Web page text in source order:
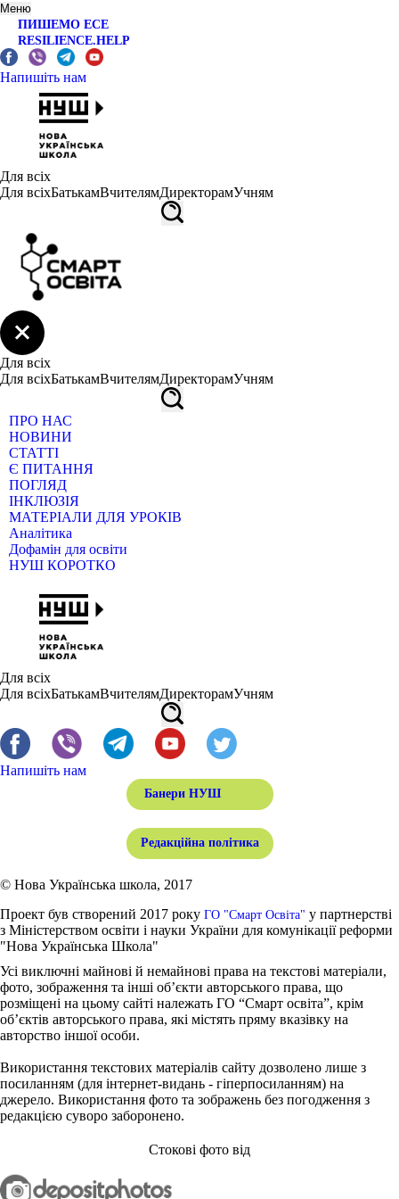
Меню
ПИШЕМО ЕСЕ
RESILIENCE.HELP
Напишіть нам
Для всіх
Для всіхБатькамВчителямДиректорамУчням
Для всіх
Для всіхБатькамВчителямДиректорамУчням
ПРО НАС
НОВИНИ
СТАТТІ
Є ПИТАННЯ
ПОГЛЯД
ІНКЛЮЗІЯ
МАТЕРІАЛИ ДЛЯ УРОКІВ
Аналітика
Дофамін для освіти
НУШ КОРОТКО
Для всіх
Для всіхБатькамВчителямДиректорамУчням
Напишіть нам
Банери НУШ
Редакційна політика
© Нова Українська школа, 2017
Проект був створений 2017 року ГО "Смарт Освіта" у партнерстві
з Міністерством освіти і науки України для комунікації реформи
"Нова Українська Школа"
Усі виключні майнові й немайнові права на текстові матеріали,
фото, зображення та інші об’єкти авторського права, що
розміщені на цьому сайті належать ГО “Смарт освіта”, крім
об’єктів авторського права, які містять пряму вказівку на
авторство іншої особи.
Використання текстових матеріалів сайту дозволено лише з
посиланням (для інтернет-видань - гіперпосиланням) на
джерело. Використання фото та зображень без погодження з
редакцією суворо заборонено.
Стокові фото від